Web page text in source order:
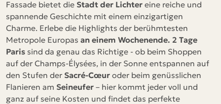
Fassade bietet die Stadt der Lichter eine reiche und
spannende Geschichte mit einem einzigartigen
Charme. Erlebe die Highlights der berühmtesten
Metropole Europas an einem Wochenende. 2 Tage
Paris sind da genau das Richtige - ob beim Shoppen
auf der Champs-Élysées, in der Sonne entspannen auf
den Stufen der Sacré-Cœur oder beim genüsslichen
Flanieren am Seineufer – hier kommt jeder voll und
ganz auf seine Kosten und findet das perfekte